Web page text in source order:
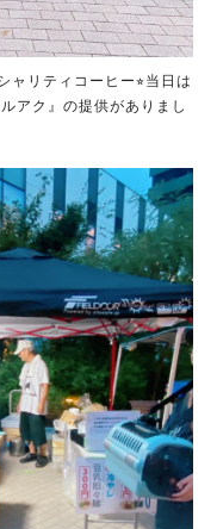
ャリティコーヒー⭐︎当日は
アク』の提供がありまし